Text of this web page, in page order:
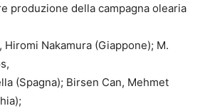
produzione della campagna olearia
Hiromi Nakamura (Giappone); M.
(Spagna); Birsen Can, Mehmet